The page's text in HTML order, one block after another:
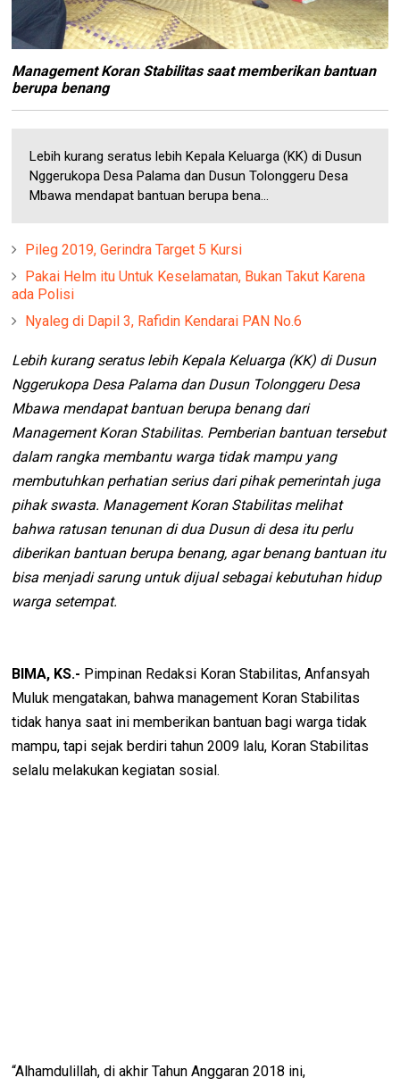
Management Koran Stabilitas saat memberikan bantuan
berupa benang
Lebih kurang seratus lebih Kepala Keluarga (KK) di Dusun
Nggerukopa Desa Palama dan Dusun Tolonggeru Desa
Mbawa mendapat bantuan berupa bena...
Pileg 2019, Gerindra Target 5 Kursi
Pakai Helm itu Untuk Keselamatan, Bukan Takut Karena
ada Polisi
Nyaleg di Dapil 3, Rafidin Kendarai PAN No.6
Lebih kurang seratus lebih Kepala Keluarga (KK) di Dusun
Nggerukopa Desa Palama dan Dusun Tolonggeru Desa
Mbawa mendapat bantuan berupa benang dari
Management Koran Stabilitas. Pemberian bantuan tersebut
dalam rangka membantu warga tidak mampu yang
membutuhkan perhatian serius dari pihak pemerintah juga
pihak swasta. Management Koran Stabilitas melihat
bahwa ratusan tenunan di dua Dusun di desa itu perlu
diberikan bantuan berupa benang, agar benang bantuan itu
bisa menjadi sarung untuk dijual sebagai kebutuhan hidup
warga setempat.
BIMA, KS.- Pimpinan Redaksi Koran Stabilitas, Anfansyah
Muluk mengatakan, bahwa management Koran Stabilitas
tidak hanya saat ini memberikan bantuan bagi warga tidak
mampu, tapi sejak berdiri tahun 2009 lalu, Koran Stabilitas
selalu melakukan kegiatan sosial.
“Alhamdulillah, di akhir Tahun Anggaran 2018 ini,